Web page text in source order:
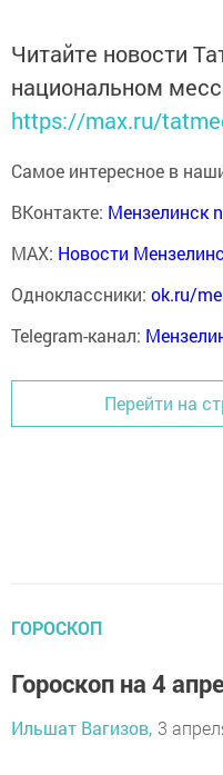
Читайте новости
национальном
https://max.ru/
Самое интересное в
ВКонтакте: Мензелинск
MAX: Новости
Одноклассники: ok.ru/
Telegram-канал:
Перейти на
ГОРОСКОП
Гороскоп на 4
Ильшат Вагизов, 3